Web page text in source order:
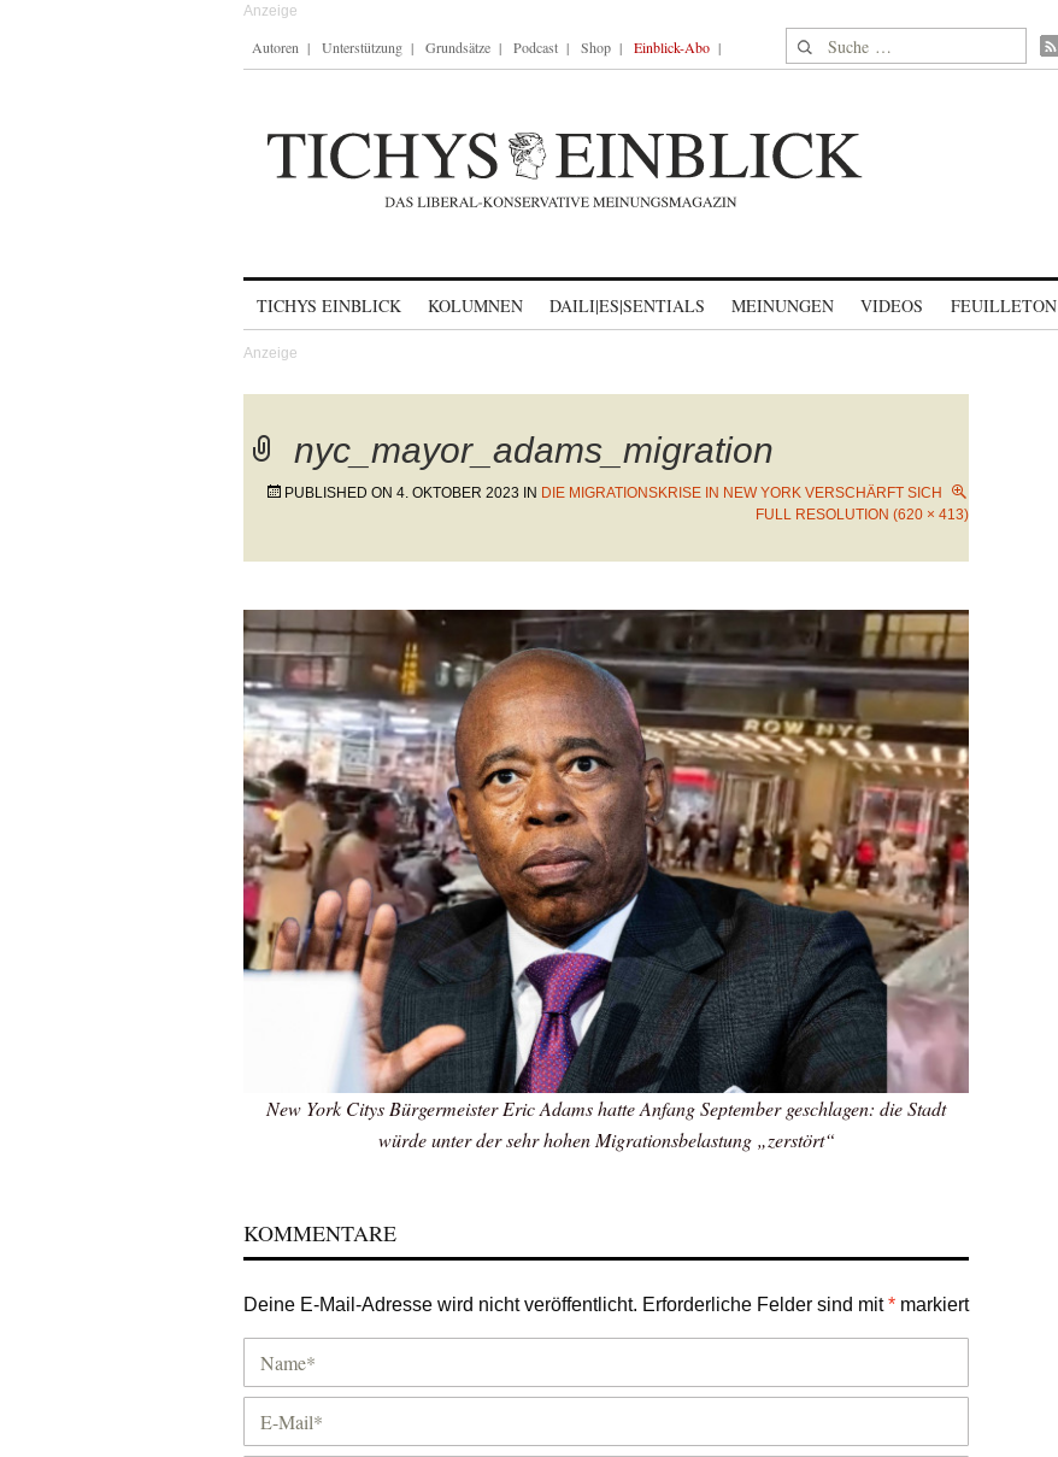
Autoren Unterstützung Grundsätze Podcast Shop Einblick-Abo Suche nach:
TICHYS EINBLICK KOLUMNEN DAILI|ES|SENTIALS MEINUNGEN VIDEOS FEUILLETON
nyc_mayor_adams_migration
PUBLISHED ON 4. OKTOBER 2023 IN DIE MIGRATIONSKRISE IN NEW YORK VERSCHÄRFT SICH
FULL RESOLUTION (620 × 413)
New York Citys Bürgermeister Eric Adams hatte Anfang September geschlagen: die Stadt
würde unter der sehr hohen Migrationsbelastung „zerstört“
KOMMENTARE
Deine E-Mail-Adresse wird nicht veröffentlicht. Erforderliche Felder sind mit* markiert